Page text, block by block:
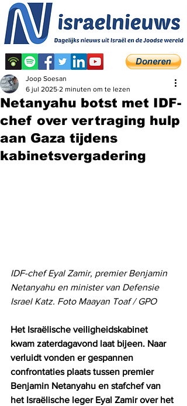
Netanyahu botst met IDF-
chef over vertraging hulp
aan Gaza tijdens
kabinetsvergadering
Joop Soesan
6 jul 2025 2 minuten om te lezen
IDF-chef Eyal Zamir, premier Benjamin
Netanyahu en minister van Defensie
Israel Katz. Foto Maayan Toaf / GPO
Het Israëlische veiligheidskabinet
kwam zaterdagavond laat bijeen. Naar
verluidt vonden er gespannen
confrontaties plaats tussen premier
Benjamin Netanyahu en stafchef van
het Israëlische leger Eyal Zamir over het